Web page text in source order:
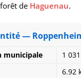
de Haguenau.
—
municipale
1
6.92